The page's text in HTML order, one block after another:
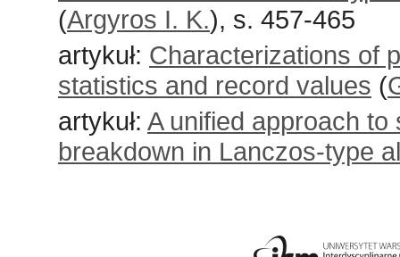
(Argyros I. K.), s. 457-465
artykuł: Characterizations of
statistics and record values (
artykuł: A unified approach
breakdown in Lanczos-type